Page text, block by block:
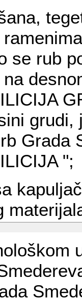
se rub
Grada
";
i čičak
džepa
džepovi